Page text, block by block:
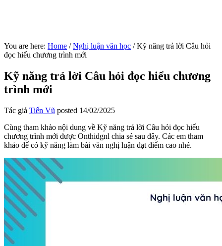
You are here: Home / Nghị luận văn học /Kỹ năng trả lời Câu hỏi
đọc hiểu chương trình mới
Kỹ năng trả lời Câu hỏi đọc hiểu chương
trình mới
Tác giả Tiến Vũ posted 14/02/2025
Cùng tham khảo nội dung về Kỹ năng trả lời Câu hỏi đọc hiểu
chương trình mới được Onthidgnl chia sẻ sau đây. Các em tham
khảo để có kỹ năng làm bài văn nghị luận đạt điểm cao nhé.